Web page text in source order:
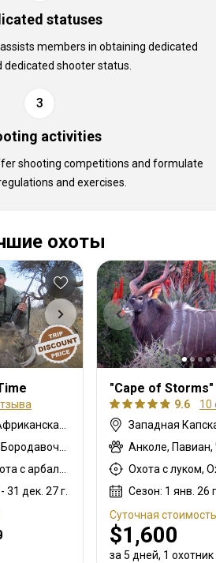
statuses
members in obtaining dedicated
dedicated shooter status.
activities
shooting competitions and formulate
and exercises.
охоты
Лимпопо, Южно-Африканская Республика
Блесбок, Импала, Бородавочник
Охота с луком, Охота с арбалетом, Охота с вышки, Охота из укрытия, Охота с дульнозарядным ружьём, Охота с карабином, Охота с подхода
31 дек. 27 г.
9.6 10
Сезон: 1 янв. 26
Суточная стоимость
$1,600
за 5 дней, 1 охотник